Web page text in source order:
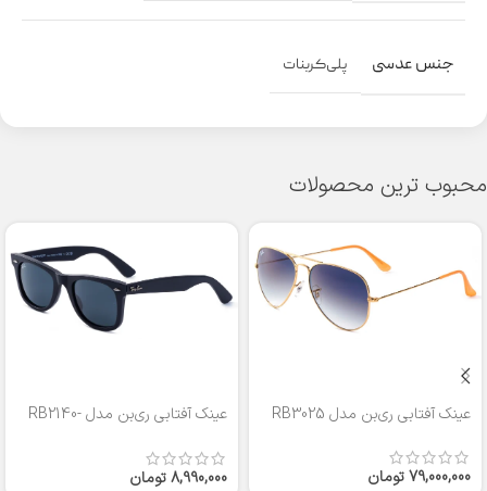
جنس عدسی پلی‌کربنات
محبوب ترین محصولات
عینک آفتابی ری‌بن مدل RB3025
79,000,000تومان
عینک آفتابی ری‌بن مدل RB2140-
8,990,000تومان